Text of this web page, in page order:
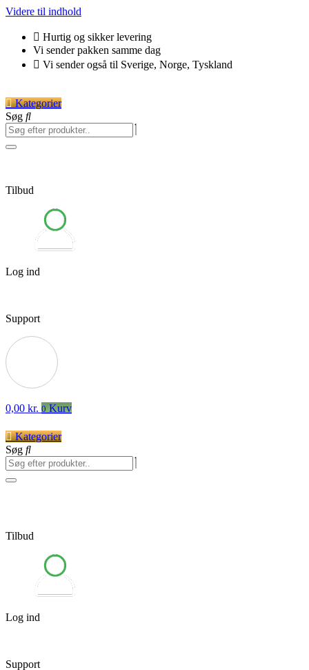
Videre til indhold
Hurtig og sikker levering
Vi sender pakken samme dag
Vi sender også til Sverige, Norge, Tyskland
Kategorier
Søg
Tilbud
Log ind
Support
0,00 kr. 0 Kurv
Kategorier
Søg
Tilbud
Log ind
Support